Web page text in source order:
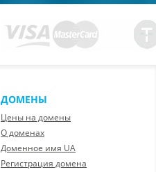
ДОМЕНЫ
Цены на домены
О доменах
Доменное имя UA
Регистрация домена